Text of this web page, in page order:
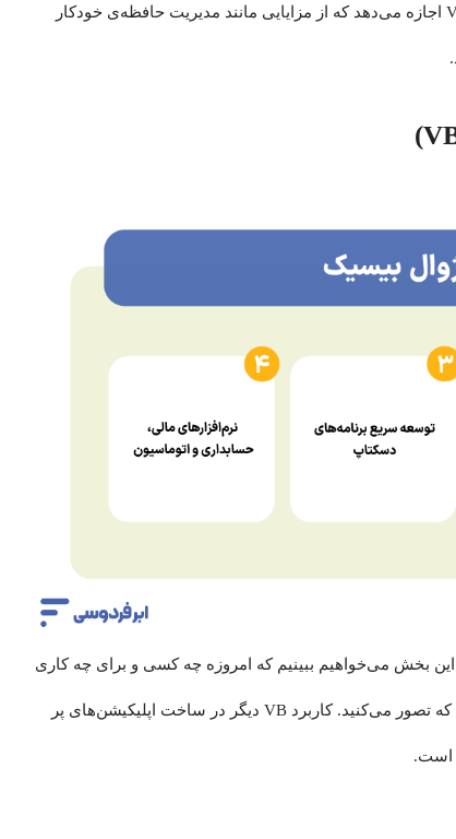
این فرایند (که شبیه به ماشین مجازی جاوا یا JVM است) به VB.NET اجازه می‌دهد که از مزایایی مانند مدیریت حافظه‌ی خودکار
بخش می‌خواهیم ببینیم که امروزه چه کسی و برای چه کاری
هنوز از آن استفاده می‌کند؟ پاسخ، احتمالاً گسترده‌تر از چیزی است که تصور می‌کنید. کاربرد VB دیگر در ساخت اپلیکیشن‌های پر
است.